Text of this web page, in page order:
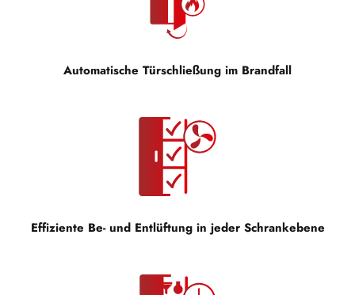
Automatische Türschließung im Brandfall
Effiziente Be- und Entlüftung in jeder Schrankebene